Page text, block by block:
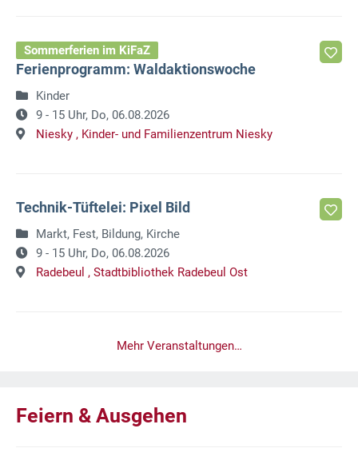
Sommerferien im KiFaZ
Ferienprogramm: Waldaktionswoche
Kinder
9 - 15 Uhr, Do, 06.08.2026
Niesky , Kinder- und Familienzentrum Niesky
Technik-Tüftelei: Pixel Bild
Markt, Fest, Bildung, Kirche
9 - 15 Uhr, Do, 06.08.2026
Radebeul , Stadtbibliothek Radebeul Ost
Mehr Veranstaltungen…
Feiern & Ausgehen